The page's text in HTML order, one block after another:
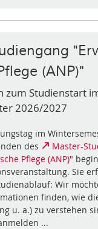
(ANP)"
zum Studienstart
2026/2027
im
des
Master-
Pflege (ANP)"
Sie
Wir
finden, wie
u. a.) zu verstehen
...